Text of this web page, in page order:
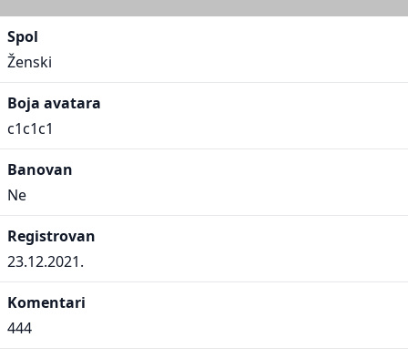
Spol
Ženski
Boja avatara
c1c1c1
Banovan
Ne
Registrovan
23.12.2021.
Komentari
444